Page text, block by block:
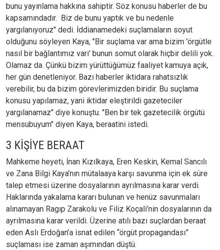
bunu yayınlama hakkına sahiptir. Söz konusu haberler de bu
kapsamındadır. Biz de bunu yaptık ve bu nedenle
yargılanıyoruz" dedi. İddianamedeki suçlamaların soyut
olduğunu söyleyen Kaya, "Bir suçlama var ama bizim 'örgütle
nasıl bir bağlantımız varı' bunun somut olarak hiçbir delili yok.
Olamaz da. Çünkü bizim yürüttüğümüz faaliyet kamuya açık,
her gün denetleniyor. Bazı haberler iktidara rahatsızlık
verebilir, bu da bizim görevlerimizden biridir. Bu suçlama
konusu yapılamaz, yani iktidar eleştirildi gazeteciler
yargılanamaz" diye konuştu. "Ben bir tek gazetecilik örgütü
mensubuyum" diyen Kaya, beraatini istedi.
3 KİŞİYE BERAAT
Mahkeme heyeti, İnan Kızılkaya, Eren Keskin, Kemal Sancılı
ve Zana Bilgi Kaya’nın mütalaaya karşı savunma için ek süre
talep etmesi üzerine dosyalarının ayrılmasına karar verdi.
Haklarında yakalama kararı bulunan ve henüz savunmaları
alınamayan Ragıp Zarakolu ve Filiz Koçali’nin dosyalarının da
ayrılmasına karar verildi. Üzerine atılı bazı suçlardan beraat
eden Aslı Erdoğan’a isnat edilen “örgüt propagandası”
suçlaması ise zaman aşımından düştü.